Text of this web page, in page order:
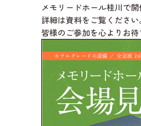
メモリードホール桂川で
詳細は資料をご覧ください
皆様のご参加を心よりお待